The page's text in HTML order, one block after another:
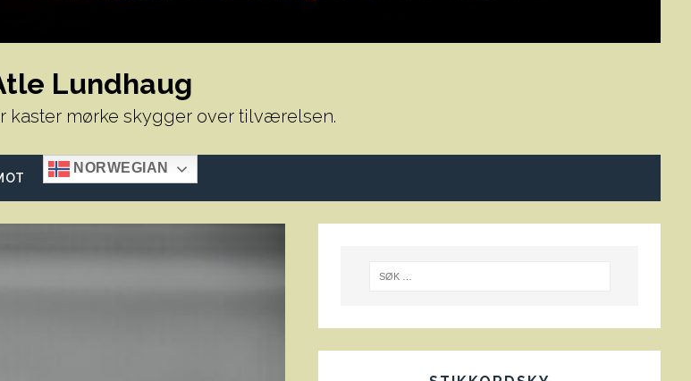
Lundhaug
kaster mørke skygger over tilværelsen.
NORWEGIAN